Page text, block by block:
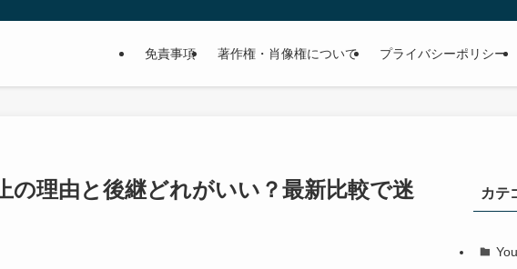
免責事項 著作権・肖像権について プライバシーポリシー
の理由と後継どれがいい？最新比較で迷 カテ